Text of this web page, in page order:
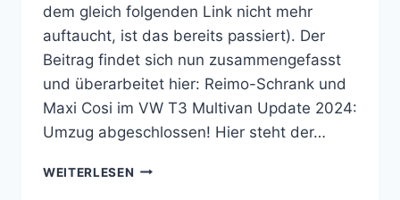
dem gleich folgenden Link nicht mehr
auftaucht, ist das bereits passiert). Der
Beitrag findet sich nun zusammengefasst
und überarbeitet hier: Reimo-Schrank und
Maxi Cosi im VW T3 Multivan Update 2024:
Umzug abgeschlossen! Hier steht der…
WEITERLESEN MAXI